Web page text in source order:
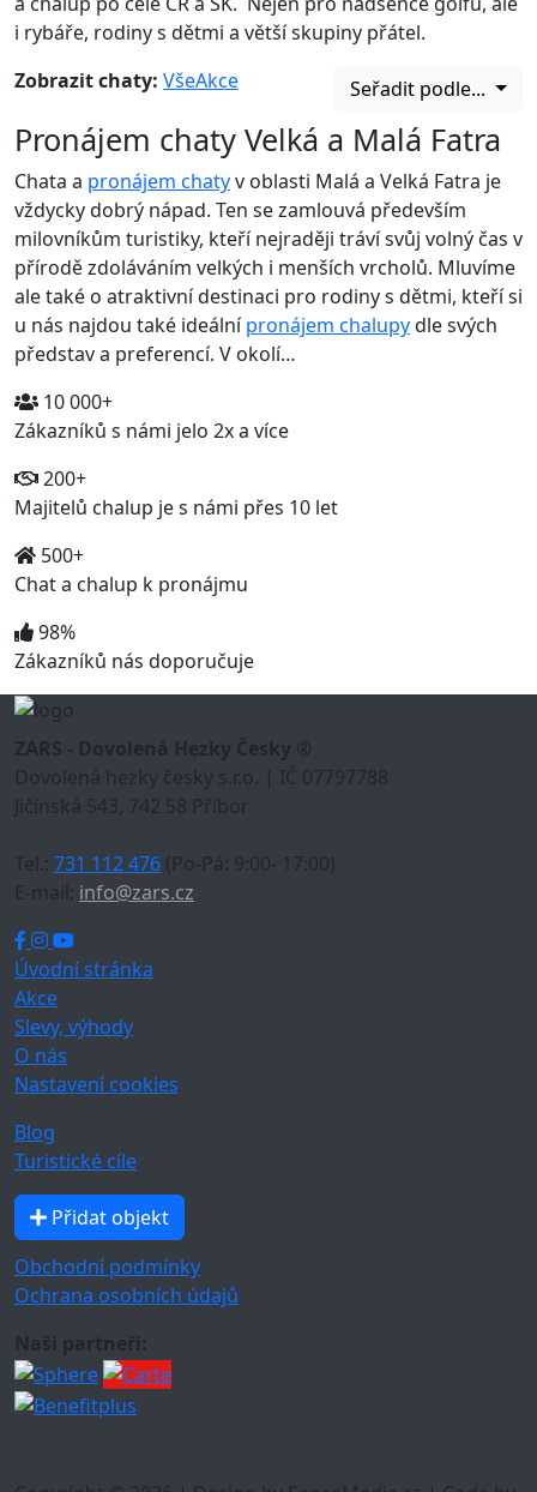
i rybáře, rodiny s dětmi a větší skupiny přátel.
Zobrazit chaty: VšeAkce Seřadit podle...
Pronájem chaty Velká a Malá Fatra
Chata a pronájem chatyv oblasti Malá a Velká Fatra je
vždycky dobrý nápad. Ten se zamlouvá především
milovníkům turistiky, kteří nejraději tráví svůj volný čas v
přírodě zdoláváním velkých i menších vrcholů. Mluvíme
ale také o atraktivní destinaci pro rodiny s dětmi, kteří si
u nás najdou také ideálnípronájem chalupydle svých
představ a preferencí. V okolí…
10 000+
Zákazníků s námi jelo 2x a více
200+
Majitelů chalup je s námi přes 10 let
500+
Chat a chalup k pronájmu
98%
Zákazníků nás doporučuje
ZARS - Dovolená Hezky Česky ®
Dovolená hezky česky s.r.o. | IČ 07797788
Jičínská 543, 742 58 Příbor
Tel.: 731 112 476 (Po-Pá: 9:00- 17:00)
E-mail: info@zars.cz
Úvodní stránka
Akce
Slevy, výhody
O nás
Nastavení cookies
Blog
Turistické cíle
Přidat objekt
Obchodní podmínky
Ochrana osobních údajů
Naši partneři: